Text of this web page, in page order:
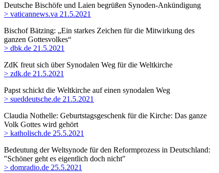
Deutsche Bischöfe und Laien begrüßen Synoden-Ankündigung
> vaticannews.va 21.5.2021
Bischof Bätzing: „Ein starkes Zeichen für die Mitwirkung des
ganzen Gottesvolkes“
> dbk.de 21.5.2021
ZdK freut sich über Synodalen Weg für die Weltkirche
> zdk.de 21.5.2021
Papst schickt die Weltkirche auf einen synodalen Weg
> sueddeutsche.de 21.5.2021
Claudia Nothelle: Geburtstagsgeschenk für die Kirche: Das ganze
Volk Gottes wird gehört
> katholisch.de 25.5.2021
Bedeutung der Weltsynode für den Reformprozess in Deutschland:
"Schöner geht es eigentlich doch nicht"
> domradio.de 25.5.2021